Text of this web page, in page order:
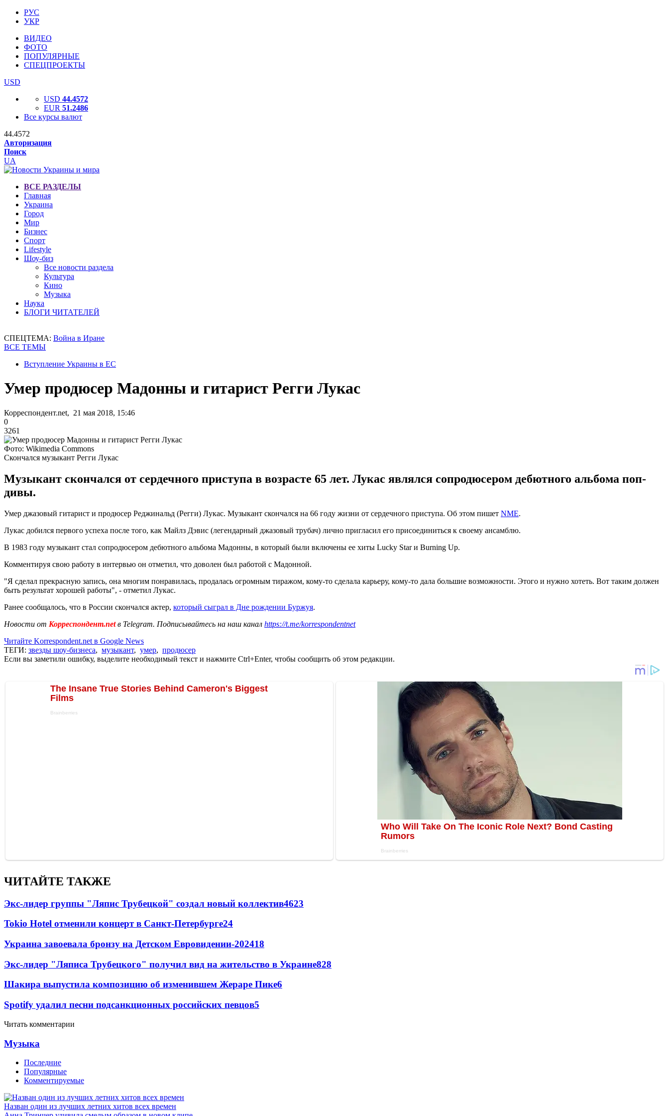
РУС
УКР
ВИДЕО
ФОТО
ПОПУЛЯРНЫЕ
СПЕЦПРОЕКТЫ
USD
USD 44.4572
EUR 51.2486
Все курсы валют
44.4572
Авторизация
Поиск
UA
ВСЕ РАЗДЕЛЫ
Главная
Украина
Город
Мир
Бизнес
Спорт
Lifestyle
Шоу-биз
Все новости раздела
Культура
Кино
Музыка
Наука
БЛОГИ ЧИТАТЕЛЕЙ
СПЕЦТЕМА: Война в Иране
ВСЕ ТЕМЫ
Вступление Украины в ЕС
Умер продюсер Мадонны и гитарист Регги Лукас
Корреспондент.net, 21 мая 2018, 15:46
0
3261
Фото: Wikimedia Commons
Скончался музыкант Регги Лукас
Музыкант скончался от сердечного приступа в возрасте 65 лет. Лукас являлся сопродюсером дебютного альбома поп-
дивы.
Умер джазовый гитарист и продюсер Реджинальд (Регги) Лукас. Музыкант скончался на 66 году жизни от сердечного приступа. Об этом пишет NME.
Лукас добился первого успеха после того, как Майлз Дэвис (легендарный джазовый трубач) лично пригласил его присоединиться к своему ансамблю.
В 1983 году музыкант стал сопродюсером дебютного альбома Мадонны, в который были включены ее хиты Lucky Star и Burning Up.
Комментируя свою работу в интервью он отметил, что доволен был работой с Мадонной.
"Я сделал прекрасную запись, она многим понравилась, продалась огромным тиражом, кому-то сделала карьеру, кому-то дала большие возможности. Этого и нужно хотеть. Вот таким должен
быть результат хорошей работы", - отметил Лукас.
Ранее сообщалось, что в России скончался актер, который сыграл в Дне рождении Буржуя.
Новости от Корреспондент.netв Telegram. Подписывайтесь на наш канал https://t.me/korrespondentnet
Читайте Korrespondent.net в Google News
ТЕГИ: звезды шоу-бизнеса, музыкант, умер, продюсер
Если вы заметили ошибку, выделите необходимый текст и нажмите Ctrl+Enter, чтобы сообщить об этом редакции.
ЧИТАЙТЕ ТАКЖЕ
Экс-лидер группы "Ляпис Трубецкой" создал новый коллектив4623
Tokio Hotel отменили концерт в Санкт-Петербурге24
Украина завоевала бронзу на Детском Евровидении-202418
Экс-лидер "Ляписа Трубецкого" получил вид на жительство в Украине828
Шакира выпустила композицию об изменившем Жераре Пике6
Spotify удалил песни подсанкционных российских певцов5
Читать комментарии
Музыка
Последние
Популярные
Комментируемые
Назван один из лучших летних хитов всех времен